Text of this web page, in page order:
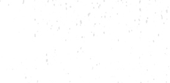
Menge